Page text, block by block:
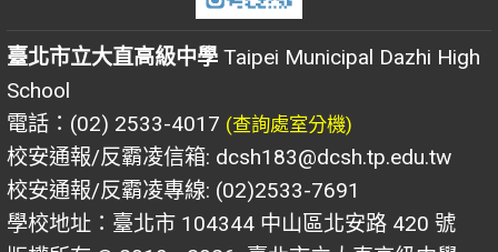
臺北市立大直高級中學 Taipei Municipal Dazhi High
School
電話：(02) 2533-4017 (查詢處室分機)
校安通報/反霸凌信箱: dcsh183@dcsh.tp.edu.tw
校安通報/反霸凌專線: (02)2533-7691
學校地址：臺北市 104344 中山區北安路 420 號